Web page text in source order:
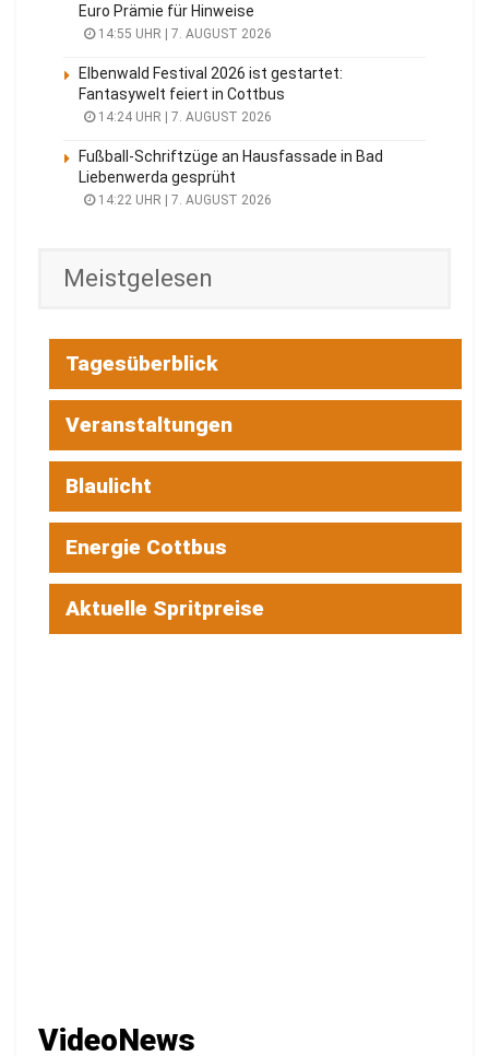
Euro Prämie für Hinweise
14:55 UHR | 7. AUGUST 2026
Elbenwald Festival 2026 ist gestartet:
Fantasywelt feiert in Cottbus
14:24 UHR | 7. AUGUST 2026
Fußball-Schriftzüge an Hausfassade in Bad
Liebenwerda gesprüht
14:22 UHR | 7. AUGUST 2026
Meistgelesen
Tagesüberblick
Veranstaltungen
Blaulicht
Energie Cottbus
Aktuelle Spritpreise
VideoNews